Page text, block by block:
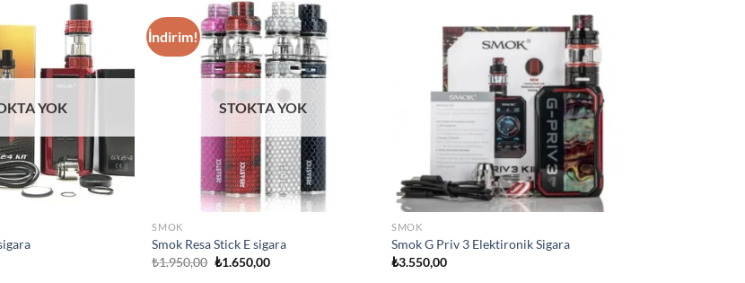
Add to
wishlist
YOK
İndirim!
Add to
STOKTA YOK
SMOK
Smok Resa Stick E sigara
₺1.950,00 Orijinal
₺1.650,00Şu
Add to
wishlist
SMOK
Smok G Priv 3 Elektironik Sigara
₺3.550,00